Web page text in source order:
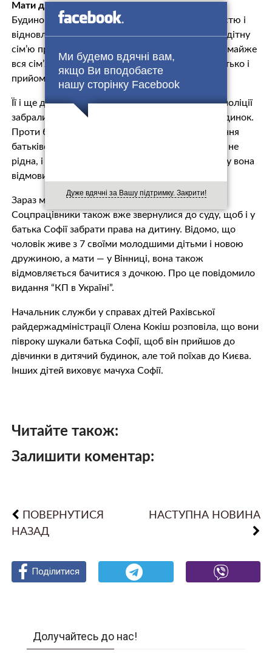
Ми будемо вдячні вам,
якщо Ви вподобаєте
нашу сторінку Facebook
Дуже вдячні за Вашу підтримку. Закрити!
Мати дівчинці не рідна
Будинок, в якому виросла Софійка, згорів повністю і
відновленню не підлягає. На перший час багатодітну
сім’ю прихистили знайомі з Рахова. Але пізніше майже
вся сім’я опинилася на вулиці і Софію рідний батько і
прийомна мати змушували просити милостиню.
Її і ще двох братиків співробітники ювенальної поліції
забрали прямо з вулиці і поселили в дитячий будинок.
Проти батька Софійки почали процес позбавлення
батьківських прав. Мама братиків і сестрички їй не
рідна, і тому забирати Софію з дитячого будинку вона
відмовилася.
Зараз маму Софії позбавили батьківських прав.
Соцпрацівники також вже звернулися до суду, щоб і у
батька Софії забрати права на дитину. Відомо, що
чоловік живе з 7 своїми молодшими дітьми і новою
дружиною, а мати — у Вінниці, вона також
відмовляється бачитися з дочкою. Про це повідомило
видання “КП в Україні”.
Начальник служби у справах дітей Рахівської
райдержадміністрації Олена Кокіш розповіла, що вони
півроку шукали батька Софії, щоб він прийшов до
дівчинки в дитячий будинок, але той поїхав до Києва.
Інших дітей виховує мачуха Софії.
Читайте також:
Залишити коментар:
ПОВЕРНУТИСЯ
НАЗАД
НАСТУПНА НОВИНА
Поділитися
Поділитися
Поділитися
Долучайтесь до нас!